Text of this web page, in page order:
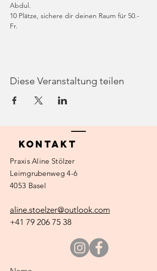
Abdul.
10 Plätze, sichere dir deinen Raum für 50.-
Fr.
Diese Veranstaltung teilen
Kontakt
PraxisAline Stölzer
Leimgrubenweg 4-6
4053 Basel
aline.stoelzer@outlook.com
+41 79 206 75 38